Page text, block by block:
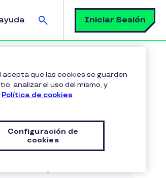
Buscar
Iniciar Sesión
en esta categoria
acepta que las cookies se guarden
analizar el uso del mismo, y
Política de cookies
Configuración de
cookies